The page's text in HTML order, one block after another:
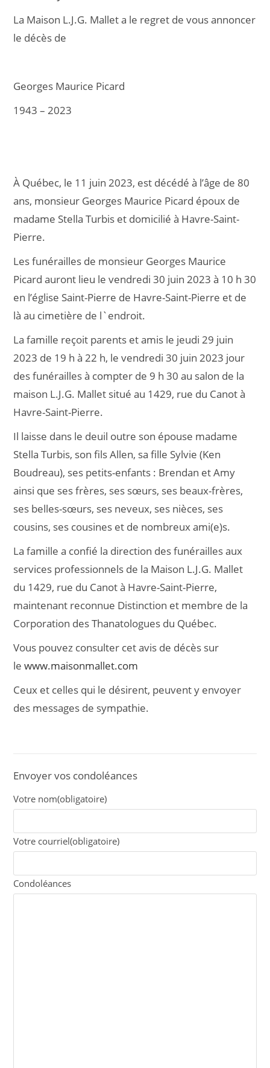
La Maison L.J.G. Mallet a le regret de vous annoncer
le décès de
Georges Maurice Picard
1943 – 2023
À Québec, le 11 juin 2023, est décédé à l’âge de 80
ans, monsieur Georges Maurice Picard époux de
madame Stella Turbis et domicilié à Havre-Saint-
Pierre.
Les funérailles de monsieur Georges Maurice
Picard auront lieu le vendredi 30 juin 2023 à 10 h 30
en l’église Saint-Pierre de Havre-Saint-Pierre et de
là au cimetière de l`endroit.
La famille reçoit parents et amis le jeudi 29 juin
2023 de 19 h à 22 h, le vendredi 30 juin 2023 jour
des funérailles à compter de 9 h 30 au salon de la
maison L.J.G. Mallet situé au 1429, rue du Canot à
Havre-Saint-Pierre.
Il laisse dans le deuil outre son épouse madame
Stella Turbis, son fils Allen, sa fille Sylvie (Ken
Boudreau), ses petits-enfants : Brendan et Amy
ainsi que ses frères, ses sœurs, ses beaux-frères,
ses belles-sœurs, ses neveux, ses nièces, ses
cousins, ses cousines et de nombreux ami(e)s.
La famille a confié la direction des funérailles aux
services professionnels de la Maison L.J.G. Mallet
du 1429, rue du Canot à Havre-Saint-Pierre,
maintenant reconnue Distinction et membre de la
Corporation des Thanatologues du Québec.
Vous pouvez consulter cet avis de décès sur
lewww.maisonmallet.com
Ceux et celles qui le désirent, peuvent y envoyer
des messages de sympathie.
Envoyer vos condoléances
Votre nom(obligatoire)
Votre courriel(obligatoire)
Condoléances